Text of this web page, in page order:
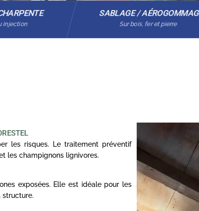
injection
SABLAGE /
Sur bois, fer et pierre
les risques. Le traitement préventif
les champignons lignivores.
exposées. Elle est idéale pour les
structure.